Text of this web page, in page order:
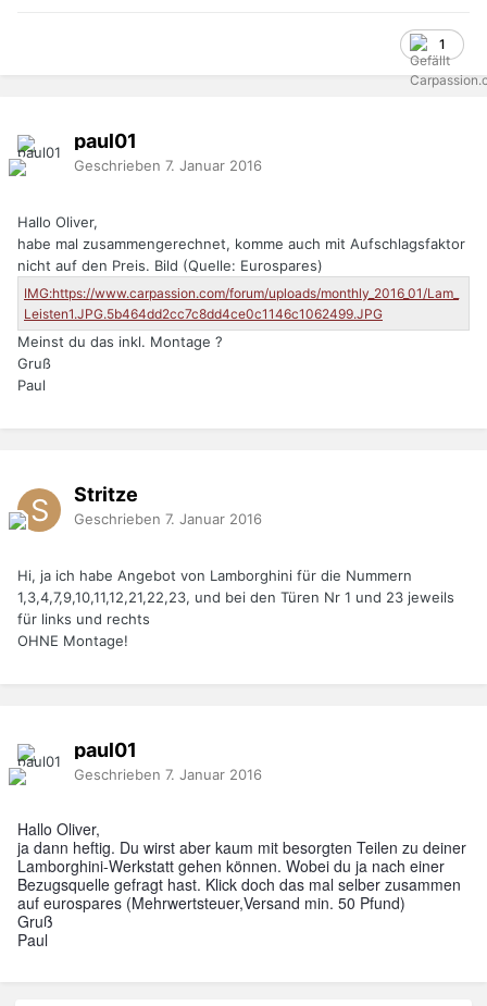
1
paul01
Geschrieben 7. Januar 2016
Hallo Oliver,
habe mal zusammengerechnet, komme auch mit Aufschlagsfaktor
nicht auf den Preis. Bild (Quelle: Eurospares)
Meinst du das inkl. Montage ?
Gruß
Paul
Stritze
Geschrieben 7. Januar 2016
Hi, ja ich habe Angebot von Lamborghini für die Nummern
1,3,4,7,9,10,11,12,21,22,23, und bei den Türen Nr 1 und 23 jeweils
für links und rechts
OHNE Montage!
paul01
Geschrieben 7. Januar 2016
Hallo Oliver,
ja dann heftig. Du wirst aber kaum mit besorgten Teilen zu deiner
Lamborghini-Werkstatt gehen können. Wobei du ja nach einer
Bezugsquelle gefragt hast. Klick doch das mal selber zusammen
auf eurospares (Mehrwertsteuer,Versand min. 50 Pfund)
Gruß
Paul